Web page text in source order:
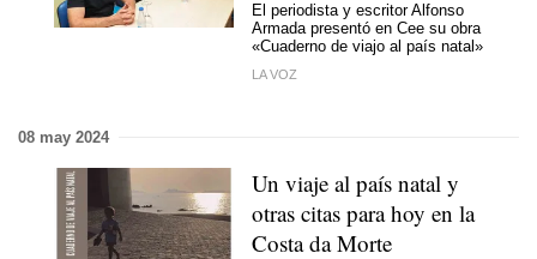
El periodista y escritor Alfonso
Armada presentó en Cee su obra
«Cuaderno de viajo al país natal»
LA VOZ
08 may 2024
Un viaje al país natal y
otras citas para hoy en la
Costa da Morte